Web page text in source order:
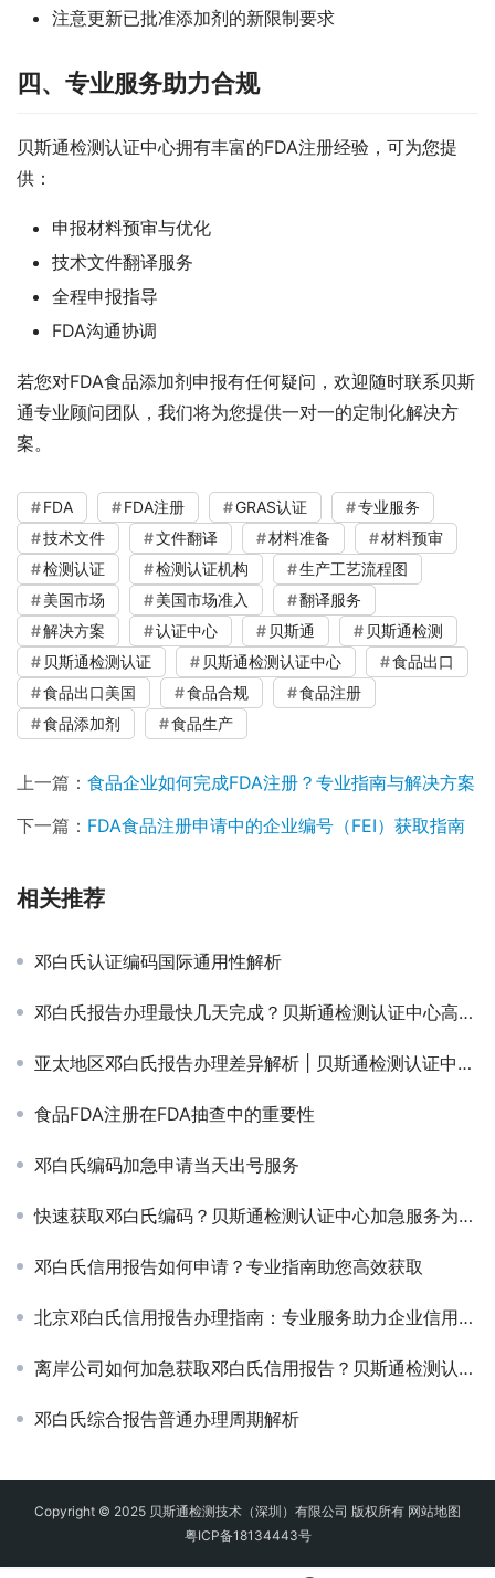
注意更新已批准添加剂的新限制要求
四、专业服务助力合规
贝斯通检测认证中心拥有丰富的FDA注册经验，可为您提
供：
申报材料预审与优化
技术文件翻译服务
全程申报指导
FDA沟通协调
若您对FDA食品添加剂申报有任何疑问，欢迎随时联系贝斯
通专业顾问团队，我们将为您提供一对一的定制化解决方
案。
FDA FDA注册 GRAS认证
专业服务
技术文件
文件翻译 材料准备
材料预审
检测认证
检测认证机构
生产工艺流程图
美国市场
美国市场准入
翻译服务
解决方案
认证中心 贝斯通
贝斯通检测
贝斯通检测认证
贝斯通检测认证中心
食品出口
食品出口美国
食品合规
食品注册
食品添加剂
食品生产
上一篇： 食品企业如何完成FDA注册？专业指南与解决方案
下一篇： FDA食品注册申请中的企业编号（FEI）获取指南
相关推荐
邓白氏认证编码国际通用性解析
邓白氏报告办理最快几天完成？贝斯通检测认证中心高效服务
亚太地区邓白氏报告办理差异解析 | 贝斯通检测认证中心专业指南
食品FDA注册在FDA抽查中的重要性
邓白氏编码加急申请当天出号服务
快速获取邓白氏编码？贝斯通检测认证中心加急服务为您解忧
邓白氏信用报告如何申请？专业指南助您高效获取
北京邓白氏信用报告办理指南：专业服务助力企业信用管理
离岸公司如何加急获取邓白氏信用报告？贝斯通检测认证中心专业指南
邓白氏综合报告普通办理周期解析
Copyright © 2025 贝斯通检测技术（深圳）有限公司 版权所有 网站地图
粤ICP备18134443号